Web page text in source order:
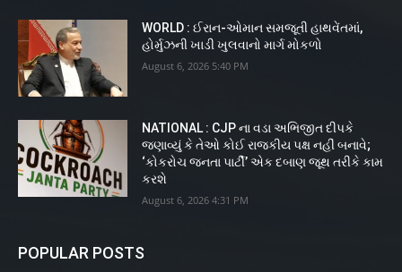
WORLD : ઈરાન-ઓમાન સમજૂતી હાથવેંતમાં,
હોર્મુઝની ખાડી ખુલવાનો માર્ગ મોકળો
August 6, 2026 5:40 PM
NATIONAL : CJP ના વડા અભિજીત દીપકે
જણાવ્યું કે તેઓ કોઈ રાજકીય પક્ષ નહીં બનાવે;
‘કોકરોચ જનતા પાર્ટી’ એક દબાણ જૂથ તરીકે કામ
કરશે
August 6, 2026 4:31 PM
POPULAR POSTS